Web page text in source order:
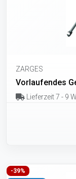
ZARGES
Vorlaufendes
Lieferzeit 7 - 9
-39%